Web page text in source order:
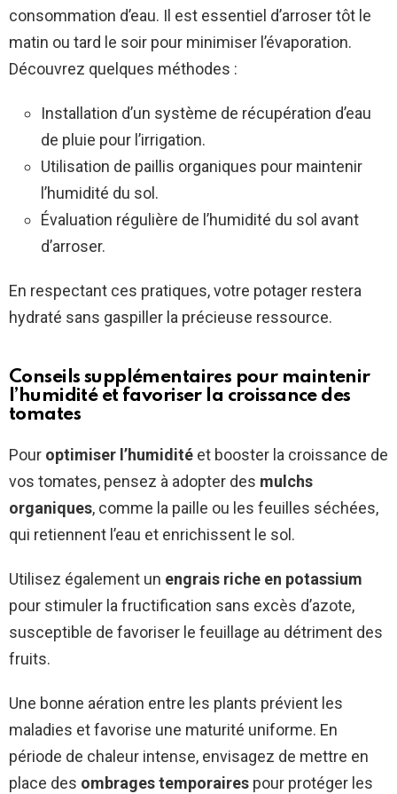
consommation d’eau. Il est essentiel d’arroser tôt le
matin ou tard le soir pour minimiser l’évaporation.
Découvrez quelques méthodes :
Installation d’un système de récupération d’eau
de pluie pour l’irrigation.
Utilisation de paillis organiques pour maintenir
l’humidité du sol.
Évaluation régulière de l’humidité du sol avant
d’arroser.
En respectant ces pratiques, votre potager restera
hydraté sans gaspiller la précieuse ressource.
Conseils supplémentaires pour maintenir
l’humidité et favoriser la croissance des
tomates
Pour optimiser l’humidité et booster la croissance de
vos tomates, pensez à adopter des mulchs
organiques, comme la paille ou les feuilles séchées,
qui retiennent l’eau et enrichissent le sol.
Utilisez également un engrais riche en potassium
pour stimuler la fructification sans excès d’azote,
susceptible de favoriser le feuillage au détriment des
fruits.
Une bonne aération entre les plants prévient les
maladies et favorise une maturité uniforme. En
période de chaleur intense, envisagez de mettre en
place des ombrages temporaires pour protéger les